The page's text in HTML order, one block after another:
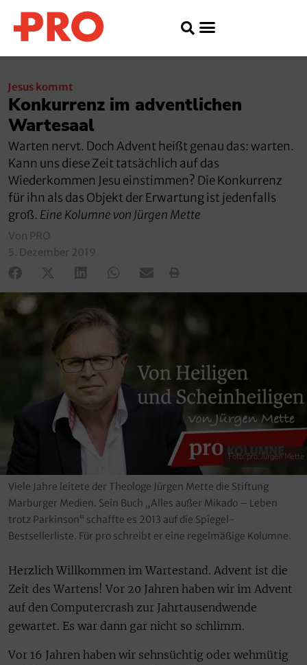
Jesus kommt
Konkurrenz im adventlichen
Wartesaal
Warten nervt. Doch Advent heißt genau das: warten.
Kann uns diese Zeit tatsächlich auf das
Wiederkommen Jesu einstimmen? Die Konkurrenz
für ihn als das Objekt der Erwartung ist jedenfalls
groß. Eine Kolumne von Jürgen Mette
Von PRO
5. Dezember 2019
Foto: pro, Jürgen Mette
Viele Jahre leitete der Theologe Jürgen Mette die Stiftung
Marburger Medien. Sein Buch „Alles außer Mikado – Leben
trotz Parkinson“ schaffte es 2013 auf die Spiegel-
Bestsellerliste. Für pro schreibt er eine regelmäßige Kolumne.
Herzlich Willkommen im Wartestand. Advent ist die
Zeit des Wartens! Vor 20 Jahren haben wir im Advent
auf den Computercrash zur Jahrtausendwende
gewartet. Es war dann gar nicht so schlimm.
Vor 16 Jahren haben wir sehnsüchtig oder wehmütig